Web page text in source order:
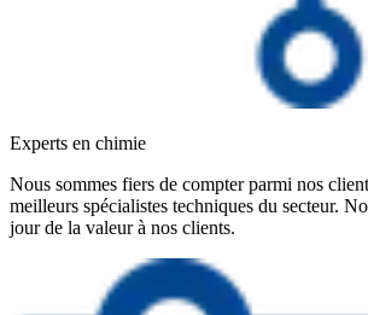
Experts en chimie
Nous sommes fiers de compter parmi nos
meilleurs spécialistes techniques du secteur.
jour de la valeur à nos clients.